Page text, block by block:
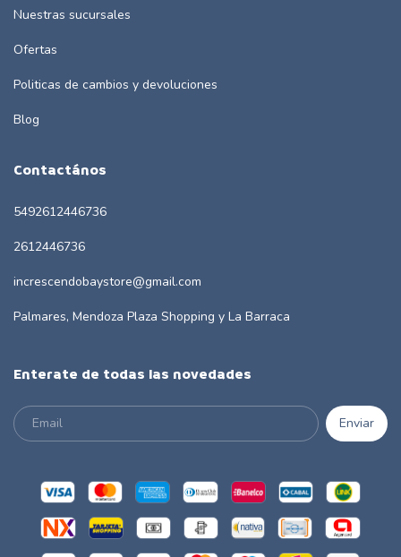
Nuestras sucursales
Ofertas
Politicas de cambios y devoluciones
Blog
Contactános
5492612446736
2612446736
increscendobaystore@gmail.com
Palmares, Mendoza Plaza Shopping y La Barraca
Enterate de todas las novedades